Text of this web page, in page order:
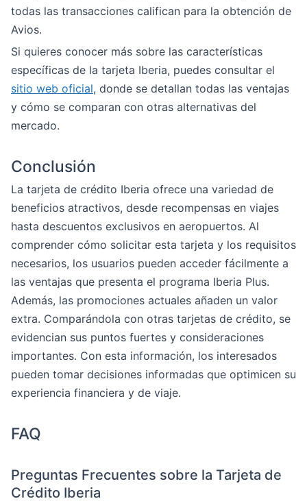
todas las transacciones califican para la obtención de
Avios.
Si quieres conocer más sobre las características
específicas de la tarjeta Iberia, puedes consultar el
sitio web oficial, donde se detallan todas las ventajas
y cómo se comparan con otras alternativas del
mercado.
Conclusión
La tarjeta de crédito Iberia ofrece una variedad de
beneficios atractivos, desde recompensas en viajes
hasta descuentos exclusivos en aeropuertos. Al
comprender cómo solicitar esta tarjeta y los requisitos
necesarios, los usuarios pueden acceder fácilmente a
las ventajas que presenta el programa Iberia Plus.
Además, las promociones actuales añaden un valor
extra. Comparándola con otras tarjetas de crédito, se
evidencian sus puntos fuertes y consideraciones
importantes. Con esta información, los interesados
pueden tomar decisiones informadas que optimicen su
experiencia financiera y de viaje.
FAQ
Preguntas Frecuentes sobre la Tarjeta de
Crédito Iberia